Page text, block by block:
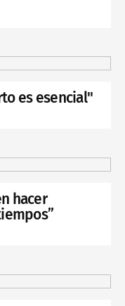
es esencial"
hacer